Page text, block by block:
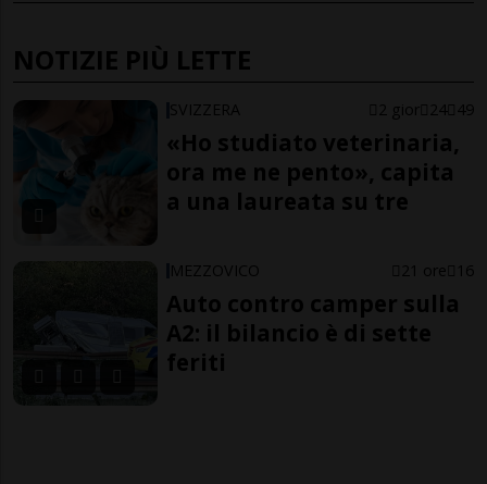
NOTIZIE PIÙ LETTE
SVIZZERA 2 gior 24 49
«Ho studiato veterinaria,
ora me ne pento», capita
a una laureata su tre
MEZZOVICO 21 ore 16
Auto contro camper sulla
A2: il bilancio è di sette
feriti